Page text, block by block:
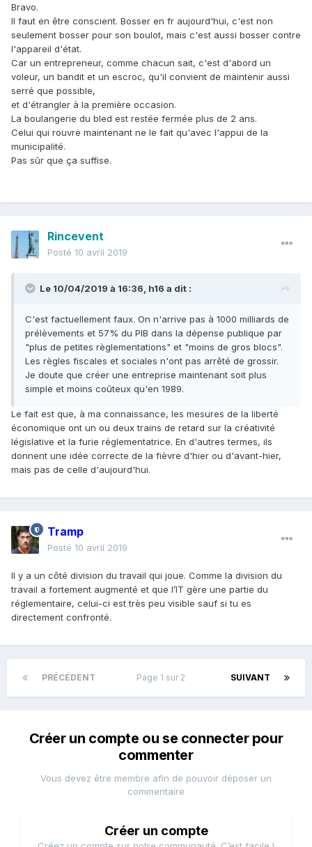
Bravo.
Il faut en être conscient. Bosser en fr aujourd'hui, c'est non
seulement bosser pour son boulot, mais c'est aussi bosser contre
l'appareil d'état.
Car un entrepreneur, comme chacun sait, c'est d'abord un
voleur, un bandit et un escroc, qu'il convient de maintenir aussi
serré que possible,
et d'étrangler à la première occasion.
La boulangerie du bled est restée fermée plus de 2 ans.
Celui qui rouvre maintenant ne le fait qu'avec l'appui de la
municipalité.
Pas sûr que ça suffise.
Rincevent
Posté 10 avril 2019
Le 10/04/2019 à 16:36, h16 a dit :
C'est factuellement faux. On n'arrive pas à 1000 milliards de
prélèvements et 57% du PIB dans la dépense publique par
"plus de petites règlementations" et "moins de gros blocs".
Les règles fiscales et sociales n'ont pas arrêté de grossir.
Je doute que créer une entreprise maintenant soit plus
simple et moins coûteux qu'en 1989.
Le fait est que, à ma connaissance, les mesures de la liberté
économique ont un ou deux trains de retard sur la créativité
législative et la furie réglementatrice. En d'autres termes, ils
donnent une idée correcte de la fièvre d'hier ou d'avant-hier,
mais pas de celle d'aujourd'hui.
Tramp
Posté 10 avril 2019
Il y a un côté division du travail qui joue. Comme la division du
travail a fortement augmenté et que l’IT gère une partie du
réglementaire, celui-ci est très peu visible sauf si tu es
directement confronté.
PRÉCÉDENT SUIVANT
Page 1 sur 2
Créer un compte ou se connecter pour
commenter
Vous devez être membre afin de pouvoir déposer un
commentaire
Créer un compte